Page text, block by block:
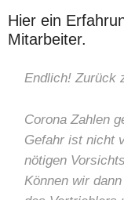
Hier ein
Mitarbeiter.
Endlich! Zurück
Corona Zahlen
Gefahr ist nicht
nötigen
Können wir